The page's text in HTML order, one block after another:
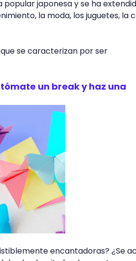
popular japonesa y se ha
la moda, los juguetes, la
se caracterizan por ser
un break y haz una
encantadoras? ¿Se